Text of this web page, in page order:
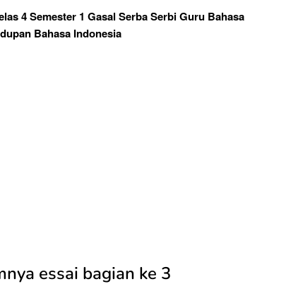
4 Semester 1 Gasal Serba Serbi Guru Bahasa
Bahasa Indonesia
essai bagian ke 3